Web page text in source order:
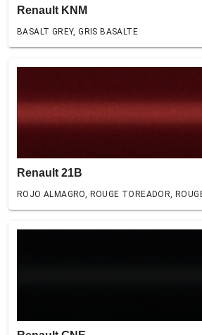
Renault KNM
BASALT GREY, GRIS BASALTE
Renault 21B
ROJO ALMAGRO, ROUGE TOREADOR,